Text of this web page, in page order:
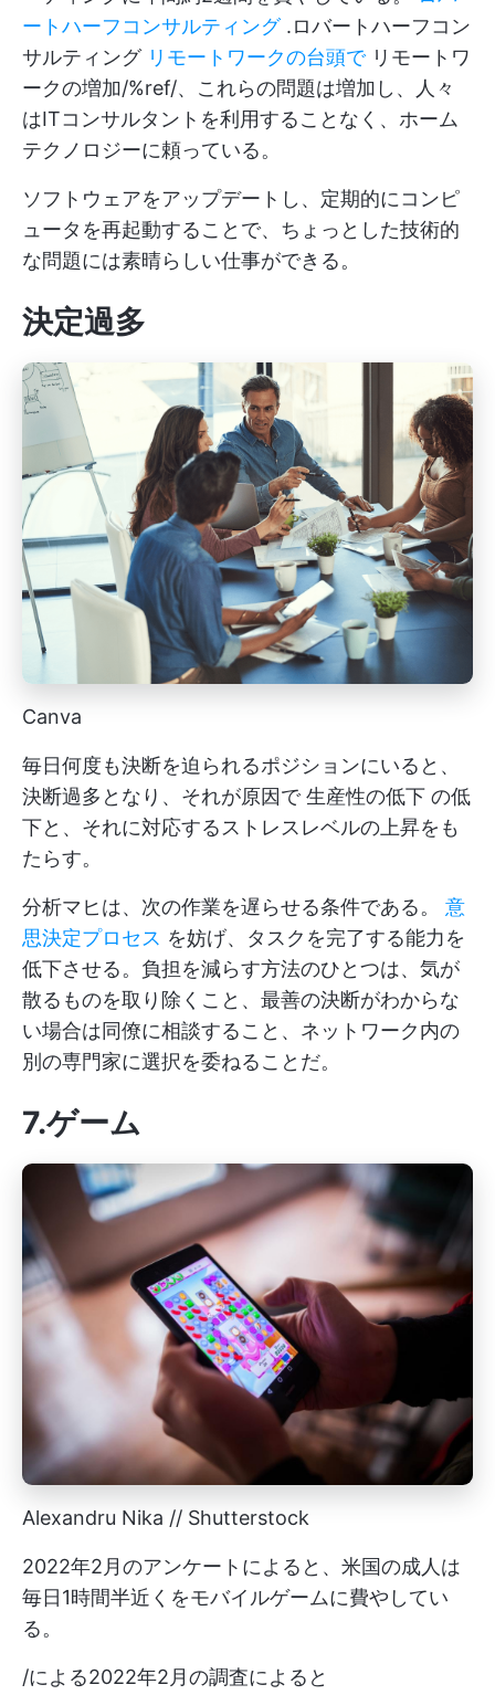
ートハーフコンサルティング.ロバートハーフコン
サルティング リモートワークの台頭でリモートワ
ークの増加/%ref/、これらの問題は増加し、人々
はITコンサルタントを利用することなく、ホーム
テクノロジーに頼っている。
ソフトウェアをアップデートし、定期的にコンピ
ュータを再起動することで、ちょっとした技術的
な問題には素晴らしい仕事ができる。
決定過多
Canva
毎日何度も決断を迫られるポジションにいると、
決断過多となり、それが原因で生産性の低下 の低
下と、それに対応するストレスレベルの上昇をも
たらす。
分析マヒは、次の作業を遅らせる条件である。 意
思決定プロセス を妨げ、タスクを完了する能力を
低下させる。負担を減らす方法のひとつは、気が
散るものを取り除くこと、最善の決断がわからな
い場合は同僚に相談すること、ネットワーク内の
別の専門家に選択を委ねることだ。
7.ゲーム
Alexandru Nika // Shutterstock
2022年2月のアンケートによると、米国の成人は
毎日1時間半近くをモバイルゲームに費やしてい
る。
/による2022年2月の調査によると